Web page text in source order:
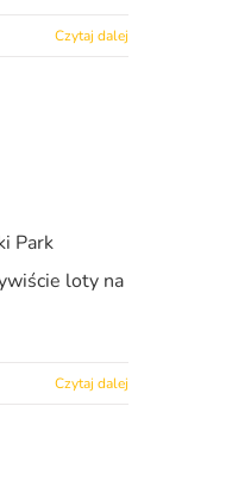
Czytaj dalej
Park
loty na
Czytaj dalej